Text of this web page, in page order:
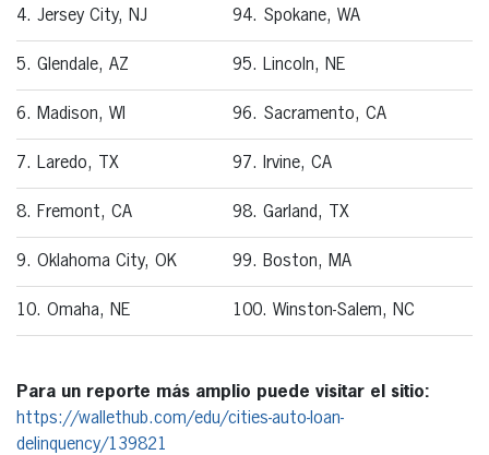
4. Jersey City, NJ 94. Spokane, WA
5. Glendale, AZ 95. Lincoln, NE
6. Madison, WI 96. Sacramento, CA
7. Laredo, TX 97. Irvine, CA
8. Fremont, CA 98. Garland, TX
9. Oklahoma City, OK 99. Boston, MA
10. Omaha, NE 100. Winston-Salem, NC
Para un reporte más amplio puede visitar el sitio:
https://wallethub.com/edu/cities-auto-loan-
delinquency/139821